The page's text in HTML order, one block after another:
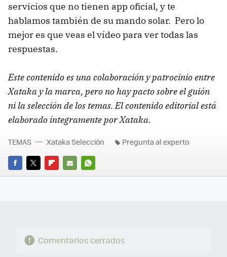
servicios que no tienen app oficial, y te
hablamos también de su mando solar. Pero lo
mejor es que veas el vídeo para ver todas las
respuestas.
Este contenido es una colaboración y patrocinio entre
Xataka y la marca, pero no hay pacto sobre el guión
ni la selección de los temas. El contenido editorial está
elaborado íntegramente por Xataka.
FACEBOOK
TWITTERFLIPBOARD
E-
WHATSAPP
TEMAS Xataka Selección Pregunta al experto
Comentarios cerrados